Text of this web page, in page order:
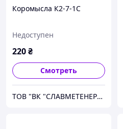
Коромысла К2-7-1С
Недоступен
220₴
Смотреть
ТОВ "ВК "СЛАВМЕТЕНЕРГО"